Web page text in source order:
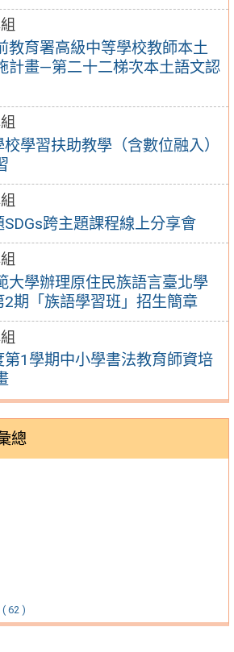
教育署高級中等學校教師本土
計畫—第二十二梯次本土語文認
學習扶助教學（含數位融入）
跨主題課程線上分享會
大學辦理原住民族語言臺北學
期「族語學習班」招生簡章
1學期中小學書法教育師資培
總
( 62 )